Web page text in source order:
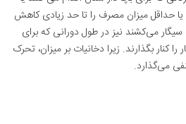
یا حداقل میزان مصرف را تا حد زیادی کاهش
می‌کشند نیز در طول دورانی که برای
کنار بگذارند. زیرا دخانیات بر میزان، تحرک
می‌گذارد.